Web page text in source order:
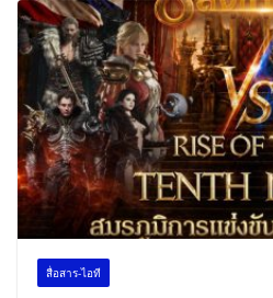
สื่อสาร-ไอที